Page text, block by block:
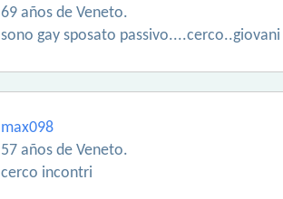
69 años de Veneto.
sono gay sposato
max098
57 años de Veneto.
cerco incontri